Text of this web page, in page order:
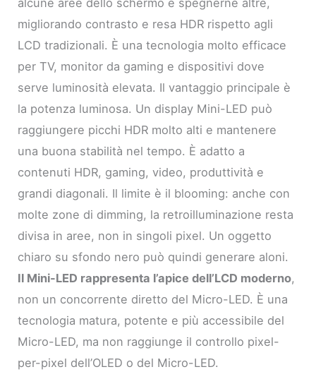
alcune aree dello schermo e spegnerne altre,
migliorando contrasto e resa HDR rispetto agli
LCD tradizionali. È una tecnologia molto efficace
per TV, monitor da gaming e dispositivi dove
serve luminosità elevata. Il vantaggio principale è
la potenza luminosa. Un display Mini-LED può
raggiungere picchi HDR molto alti e mantenere
una buona stabilità nel tempo. È adatto a
contenuti HDR, gaming, video, produttività e
grandi diagonali. Il limite è il blooming: anche con
molte zone di dimming, la retroilluminazione resta
divisa in aree, non in singoli pixel. Un oggetto
chiaro su sfondo nero può quindi generare aloni.
Il Mini-LED rappresenta l’apice dell’LCD moderno,
non un concorrente diretto del Micro-LED. È una
tecnologia matura, potente e più accessibile del
Micro-LED, ma non raggiunge il controllo pixel-
per-pixel dell’OLED o del Micro-LED.